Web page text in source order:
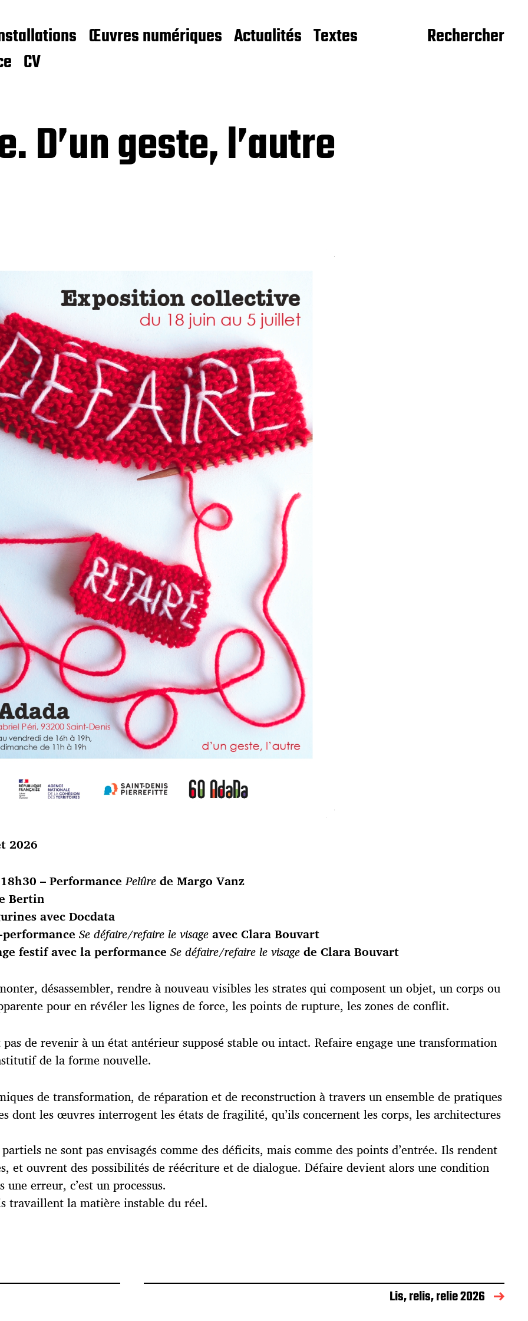
Œuvres numériques Actualités Textes
CV
Rechercher
D’un geste, l’autre
2026
– PerformancePelûrede Margo Vanz
Bertin
avec Docdata
Se défaire/refaire le visageavec Clara Bouvart
festif avec la performance Se défaire/refaire le visagede Clara Bouvart
désassembler, rendre à nouveau visibles les strates qui composent un objet, un corps ou
pour en révéler les lignes de force, les points de rupture, les zones de conflit.
de revenir à un état antérieur supposé stable ou intact. Refaire engage une transformation
de la forme nouvelle.
de transformation, de réparation et de reconstruction à travers un ensemble de pratiques
dont les œuvres interrogent les états de fragilité, qu’ils concernent les corps, les architectures
ne sont pas envisagés comme des déficits, mais comme des points d’entrée. Ils rendent
et ouvrent des possibilités de réécriture et de dialogue. Défaire devient alors une condition
erreur, c’est un processus.
travaillent la matière instable du réel.
Lis, relis, relie 2026